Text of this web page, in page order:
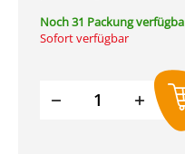
Noch 31 Packung
Sofort verfügbar
Produkt